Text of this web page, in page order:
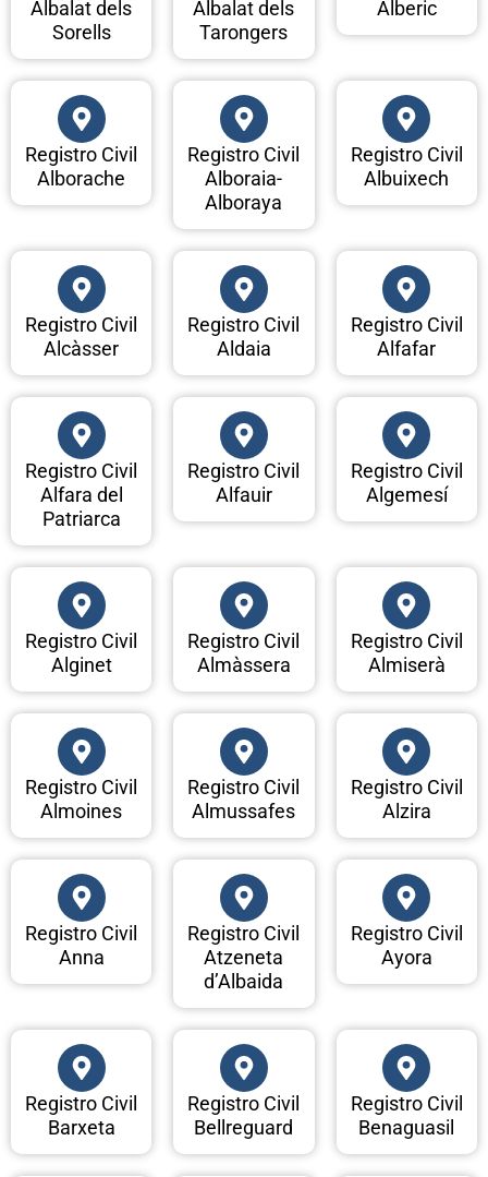
Albalat dels
Sorells
Albalat dels
Tarongers
Alberic
Registro Civil
Alborache
Registro Civil
Alboraia-
Alboraya
Registro Civil
Albuixech
Registro Civil
Alcàsser
Registro Civil
Aldaia
Registro Civil
Alfafar
Registro Civil
Alfara del
Patriarca
Registro Civil
Alfauir
Registro Civil
Algemesí
Registro Civil
Alginet
Registro Civil
Almàssera
Registro Civil
Almiserà
Registro Civil
Almoines
Registro Civil
Almussafes
Registro Civil
Alzira
Registro Civil
Anna
Registro Civil
Atzeneta
d’Albaida
Registro Civil
Ayora
Registro Civil
Barxeta
Registro Civil
Bellreguard
Registro Civil
Benaguasil